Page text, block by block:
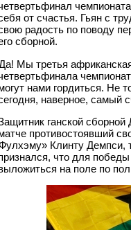
от счастья. Гьян с
радость по поводу
сборной.
Мы третья
нами гордиться. Не
наверное, самый
ганской
противостоявший
Клинту Демпси,
что для
на поле по